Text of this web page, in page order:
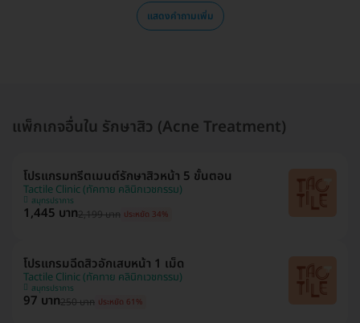
แสดงคำถามเพิ่ม
แพ็กเกจอื่นใน รักษาสิว (Acne Treatment)
โปรแกรมทรีตเมนต์รักษาสิวหน้า 5 ขั้นตอน
Tactile Clinic (ทัคทาย คลินิกเวชกรรม)
สมุทรปราการ
1,445 บาท2,199 บาท ประหยัด 34%
โปรแกรมฉีดสิวอักเสบหน้า 1 เม็ด
Tactile Clinic (ทัคทาย คลินิกเวชกรรม)
สมุทรปราการ
97 บาท250 บาท ประหยัด 61%